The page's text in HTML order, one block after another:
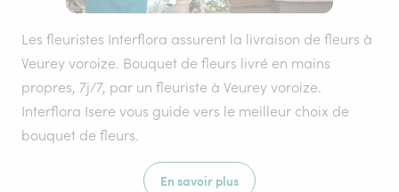
Les fleuristes Interflora assurent la livraison de fleurs à
Veurey voroize. Bouquet de fleurs livré en mains
propres, 7j/7, par un fleuriste à Veurey voroize.
Interflora Isere vous guide vers le meilleur choix de
bouquet de fleurs.
En savoir plus